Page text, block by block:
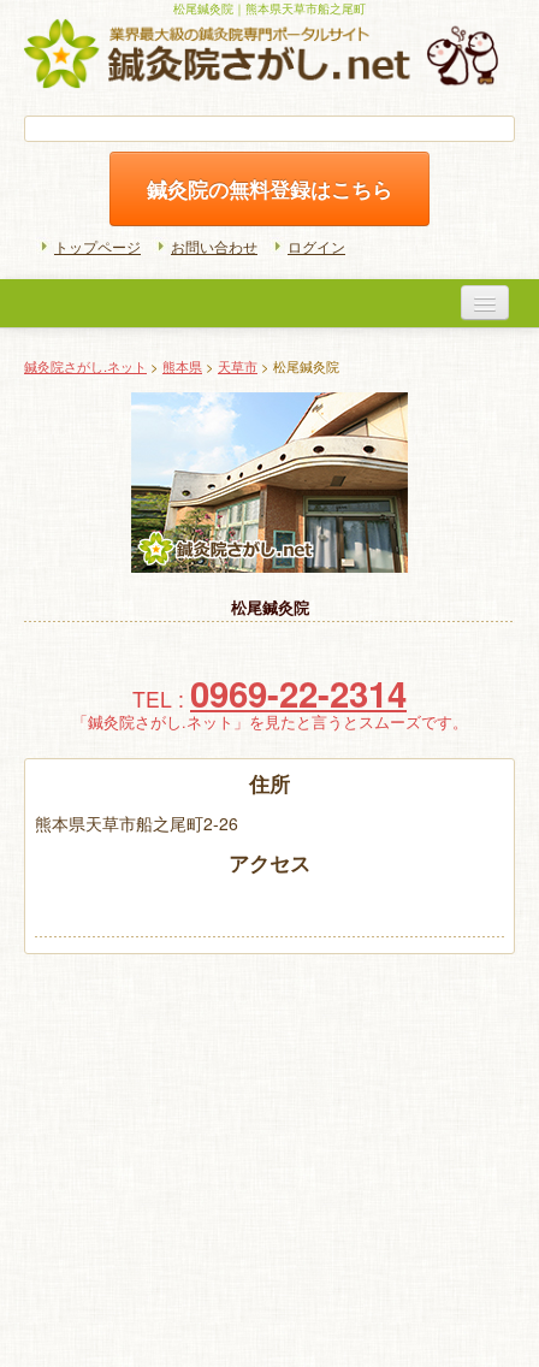
松尾鍼灸院｜熊本県天草市船之尾町
鍼灸院の無料登録はこちら
トップページ お問い合わせ ログイン
初めての方へ
よくある質問
ホームケア
特 集
お悩み解決！
鍼灸院さがし.ネット > 熊本県 > 天草市 > 松尾鍼灸院
松尾鍼灸院
TEL : 0969-22-2314
「鍼灸院さがし.ネット」を見たと言うとスムーズです。
住所
熊本県天草市船之尾町2-26
アクセス